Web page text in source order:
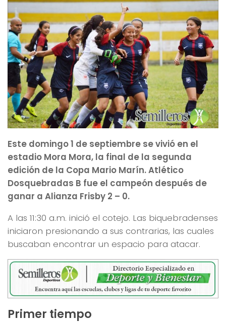
Este domingo 1 de septiembre se vivió en el
estadio Mora Mora, la final de la segunda
edición de la Copa Mario Marín. Atlético
Dosquebradas B fue el campeón después de
ganar a Alianza Frisby 2 – 0.
A las 11:30 a.m. inició el cotejo. Las biquebradenses
iniciaron presionando a sus contrarias, las cuales
buscaban encontrar un espacio para atacar.
Primer tiempo